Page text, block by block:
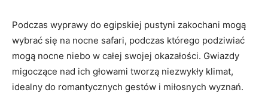
Podczas wyprawy⁣ do egipskiej pustyni⁣ zakochani mogą
wybrać się na nocne safari, podczas którego podziwiać
⁢mogą ‍nocne niebo w całej swojej⁢ okazałości. Gwiazdy
migoczące nad ich głowami tworzą niezwykły klimat,
idealny do romantycznych⁢ gestów i miłosnych wyznań.